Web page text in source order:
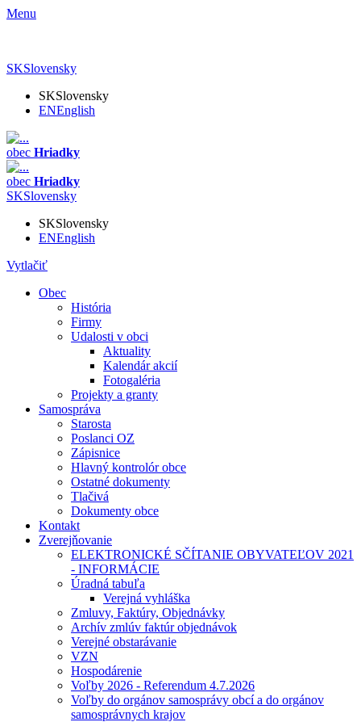
Menu
SKSlovensky
SKSlovensky
ENEnglish
obec Hriadky
obec Hriadky
SKSlovensky
SKSlovensky
ENEnglish
Vytlačiť
Obec
História
Firmy
Udalosti v obci
Aktuality
Kalendár akcií
Fotogaléria
Projekty a granty
Samospráva
Starosta
Poslanci OZ
Zápisnice
Hlavný kontrolór obce
Ostatné dokumenty
Tlačivá
Dokumenty obce
Kontakt
Zverejňovanie
ELEKTRONICKÉ SČÍTANIE OBYVATEĽOV 2021
- INFORMÁCIE
Úradná tabuľa
Verejná vyhláška
Zmluvy, Faktúry, Objednávky
Archív zmlúv faktúr objednávok
Verejné obstarávanie
VZN
Hospodárenie
Voľby 2026 - Referendum 4.7.2026
Voľby do orgánov samosprávy obcí a do orgánov
samosprávnych krajov